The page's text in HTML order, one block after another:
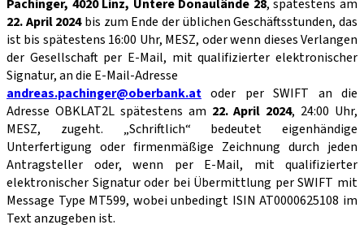
Pachinger, 4020 Linz, Untere Donaulände 28, spätestens am
22. April 2024bis zum Ende der üblichen Geschäftsstunden, das
ist bis spätestens 16:00 Uhr, MESZ, oder wenn dieses Verlangen
der Gesellschaft per E-Mail, mit qualifizierter elektronischer
Signatur, an die E-Mail-Adresse
andreas.pachinger@oberbank.at oder per SWIFT an die
Adresse OBKLAT2L spätestens am 22. April 2024, 24:00 Uhr,
MESZ, zugeht. „Schriftlich“ bedeutet eigenhändige
Unterfertigung oder firmenmäßige Zeichnung durch jeden
Antragsteller oder, wenn per E-Mail, mit qualifizierter
elektronischer Signatur oder bei Übermittlung per SWIFT mit
Message Type MT599, wobei unbedingt ISIN AT0000625108 im
Text anzugeben ist.